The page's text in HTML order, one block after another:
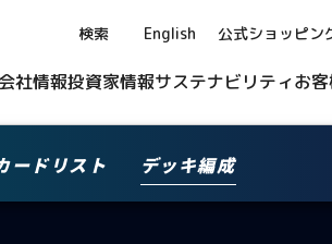
検索 English 公式ショッピン
会社情報投資家情報サステナビリティお
ードリスト デッキ編成